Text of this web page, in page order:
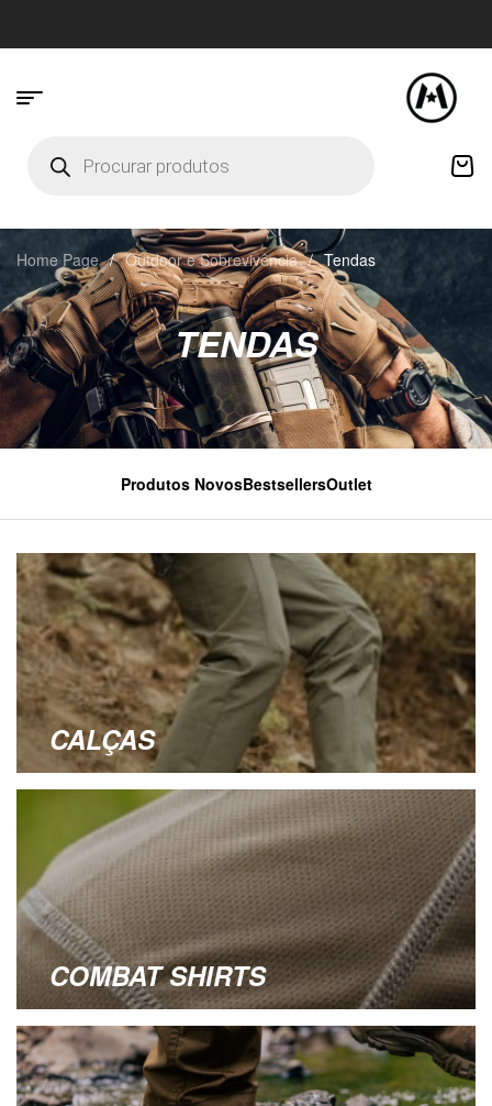
TENDAS
Home Page / Outdoor e Sobrevivência / Tendas
Produtos NovosBestsellersOutlet
CALÇAS
COMBAT SHIRTS